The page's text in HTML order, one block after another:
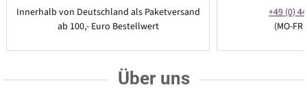
Innerhalb von Deutschland als Paketversand
ab 100,- Euro Bestellwert
+49 (0)
(MO-
Über uns